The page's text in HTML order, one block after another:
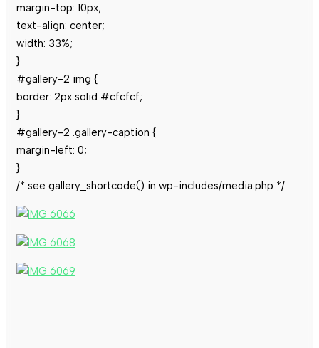
margin-top: 10px;
text-align: center;
width: 33%;
}
#gallery-2 img {
border: 2px solid #cfcfcf;
}
#gallery-2 .gallery-caption {
margin-left: 0;
}
/* see gallery_shortcode() in wp-includes/media.php */